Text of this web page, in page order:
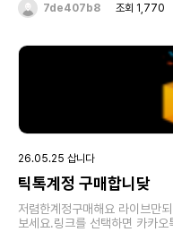
기준 1200만원정도 썻다는것만
하겠지요.그러나 현실은 판매
10~15만원정도받을수 있습니
시고 본인이 직접파시면 됩니
다.반드시 계정양도계약서 작
시 되찾아가는 경우가 있어서
자레벨36이하는 구매하지않습
받으실분들은 직접 판매하시면
후원자레벨만 보고 구매합니
구매하지 않으며 속이고 판매했
본인명의 계정이 아닌경우 구매
받으실 예금주명이 동일해야하
벨별 구매가격■36레벨. 25만
36만원40레벨 45만원41레
레벨 120만원45레벨 170만
7de407b8 조회 1,770
26.05.25 삽니다
틱톡계정 구매합니닺
저렴한계정구매해요 라이브만
보세요.링크를 선택하면 카카